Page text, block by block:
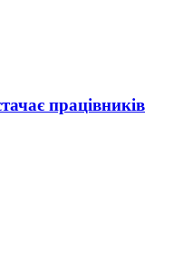
працівників